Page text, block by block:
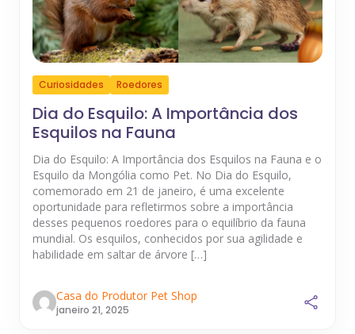
Curiosidades Roedores
Dia do Esquilo: A Importância dos
Esquilos na Fauna
Dia do Esquilo: A Importância dos Esquilos na Fauna e o
Esquilo da Mongólia como Pet. No Dia do Esquilo,
comemorado em 21 de janeiro, é uma excelente
oportunidade para refletirmos sobre a importância
desses pequenos roedores para o equilíbrio da fauna
mundial. Os esquilos, conhecidos por sua agilidade e
habilidade em saltar de árvore […]
Casa do Produtor Pet Shop
janeiro 21, 2025